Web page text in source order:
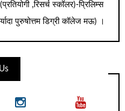
,रिसर्च स्कॉलर)-प्रिलिम्स
पुरुषोत्तम डिग्री कॉलेज मऊ) ।